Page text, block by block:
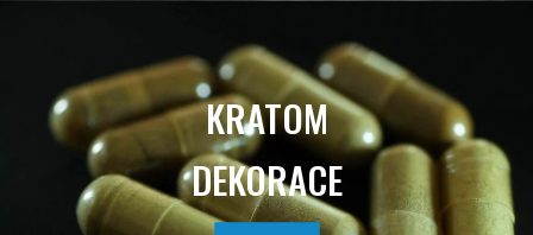
KRATOM
DEKORACE